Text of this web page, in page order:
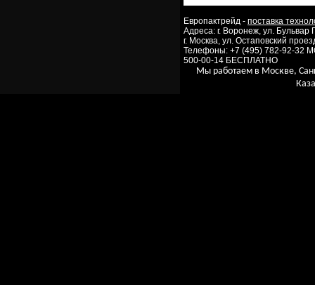
Европактрейд - поставка
Адреса: г. Воронеж, ул.
г. Москва, ул. Остаповский
Телефоны: +7 (495) 782-92-32
500-00-14 БЕСПЛАТНО
Мы работаем в Москве,